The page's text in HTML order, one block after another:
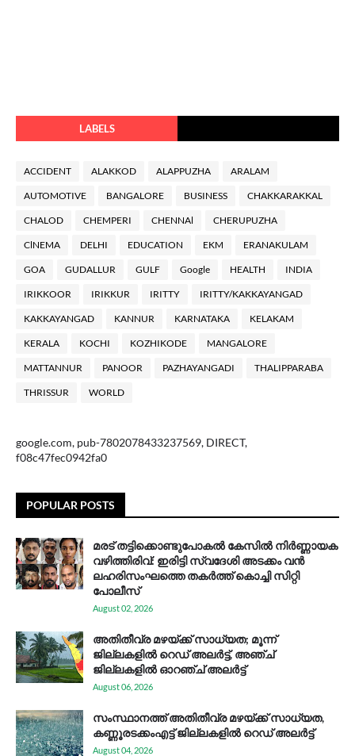
LABELS
ACCIDENT ALAKKOD ALAPPUZHA ARALAM
AUTOMOTIVE BANGALORE BUSINESS CHAKKARAKKAL
CHALOD CHEMPERI CHENNAl CHERUPUZHA
ClNEMA DELHI EDUCATION EKM ERANAKULAM
GOA GUDALLUR GULF Google HEALTH INDIA
IRIKKOOR IRIKKUR IRITTY IRITTY/KAKKAYANGAD
KAKKAYANGAD KANNUR KARNATAKA KELAKAM
KERALA KOCHI KOZHIKODE MANGALORE
MATTANNUR PANOOR PAZHAYANGADI THALIPPARABA
THRISSUR WORLD
google.com, pub-7802078433237569, DIRECT,
f08c47fec0942fa0
POPULAR POSTS
മരട് തട്ടിക്കൊണ്ടുപോകൽ കേസിൽ നിർണ്ണായക
വഴിത്തിരിവ്: ഇരിട്ടി സ്വദേശി അടക്കം വൻ
ലഹരിസംഘത്തെ തകർത്ത് കൊച്ചി സിറ്റി
പോലീസ്
August 02, 2026
അതിതീവ്ര മഴയ്ക്ക് സാധ്യത; മൂന്ന്
ജില്ലകളിൽ റെഡ് അലർട്ട്, അഞ്ച്
ജില്ലകളിൽ ഓറഞ്ച് അലർട്ട്
August 06, 2026
സം​സ്ഥാ​ന​ത്ത് അ​തി​തീ​വ്ര മ​ഴ​യ്ക്ക് സാ​ധ്യ​ത,
കണ്ണൂരടക്കംഎ​ട്ട് ജി​ല്ല​ക​ളി​ൽ റെ​ഡ് അ​ലർ​ട്ട്
August 04, 2026